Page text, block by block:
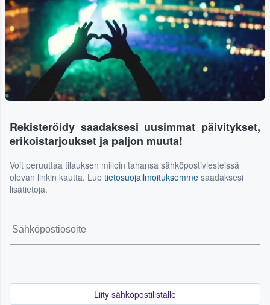
Rekisteröidy saadaksesi uusimmat päivitykset,
erikoistarjoukset ja paljon muuta!
Voit peruuttaa tilauksen milloin tahansa sähköpostiviesteissä
olevan linkin kautta. Lue tietosuojailmoituksemme saadaksesi
lisätietoja.
Liity sähköpostilistalle